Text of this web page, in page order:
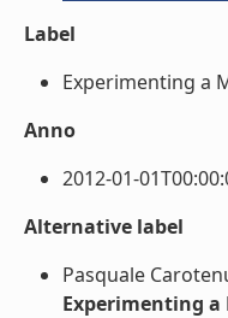
Label
Experimenting a
Anno
2012-01-
Alternative label
Pasquale
Experimenting